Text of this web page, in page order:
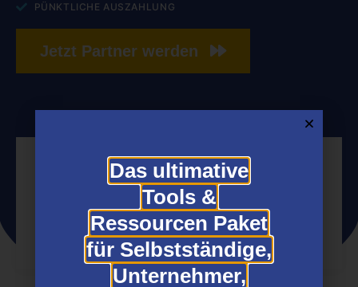
PÜNKTLICHE AUSZAHLUNG
Jetzt Partner werden
Jetzt Partner werden
Das ultimative
Tools &
Ressourcen Paket
für Selbstständige,
Unternehmer,